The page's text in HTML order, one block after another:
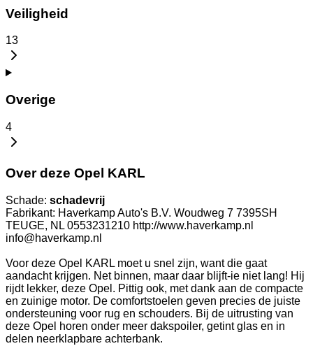
Veiligheid
13
Overige
4
Over deze Opel KARL
Schade: schadevrij
Fabrikant: Haverkamp Auto's B.V. Woudweg 7 7395SH
TEUGE, NL 0553231210 http://www.haverkamp.nl
info@haverkamp.nl
Voor deze Opel KARL moet u snel zijn, want die gaat
aandacht krijgen. Net binnen, maar daar blijft-ie niet lang! Hij
rijdt lekker, deze Opel. Pittig ook, met dank aan de compacte
en zuinige motor. De comfortstoelen geven precies de juiste
ondersteuning voor rug en schouders. Bij de uitrusting van
deze Opel horen onder meer dakspoiler, getint glas en in
delen neerklapbare achterbank.